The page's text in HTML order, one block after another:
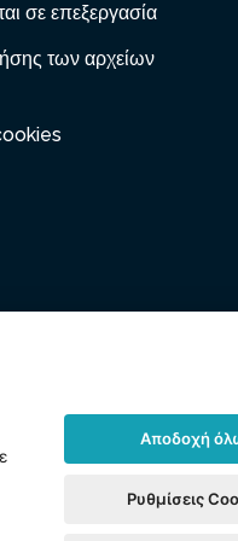
σε επεξεργασία
των αρχείων
Αποδοχή
Ρυθμίσεις